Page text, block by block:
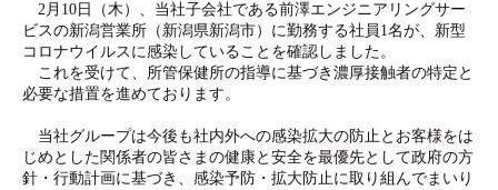
2月10日（木）、 当社子会社である前澤エンジニアリングサー
ビスの新潟営業所 （新潟県新潟市） に勤務する社員1名が、新型
コロナウイルスに感染していることを確認しました。
これを受けて、所管保健所の指導に基づき濃厚接触者の特定と
必要な措置を進めております。
当社グループは今後も社内外への感染拡大の防止とお客様をは
じめとした関係者の皆さまの健康と安全を最優先として政府の方
針・行動計画に基づき、感染予防・拡大防止に取り組んでまいり